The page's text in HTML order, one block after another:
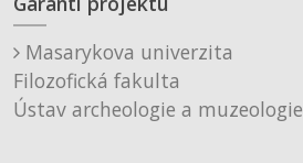
Masarykova univerzita
Filozofická fakulta
Ústav archeologie a muzeologie